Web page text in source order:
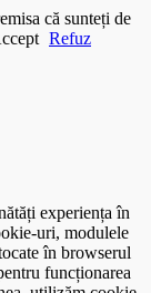
că sunteți de
Refuz
experiența în
uri, modulele
în browserul
funcționarea